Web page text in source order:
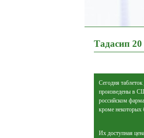
Тадасип
Сегодня
произведены в
российском
кроме некоторых
Их доступная